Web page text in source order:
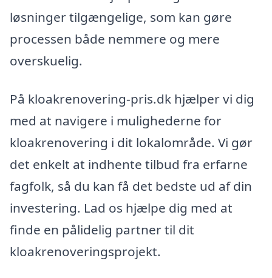
løsninger tilgængelige, som kan gøre
processen både nemmere og mere
overskuelig.
På kloakrenovering-pris.dk hjælper vi dig
med at navigere i mulighederne for
kloakrenovering i dit lokalområde. Vi gør
det enkelt at indhente tilbud fra erfarne
fagfolk, så du kan få det bedste ud af din
investering. Lad os hjælpe dig med at
finde en pålidelig partner til dit
kloakrenoveringsprojekt.